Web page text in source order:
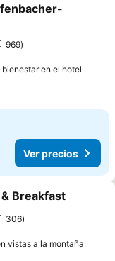
favoritos
969
en el hotel
Ver precios
favoritos
Breakfast
306
vistas a la montaña